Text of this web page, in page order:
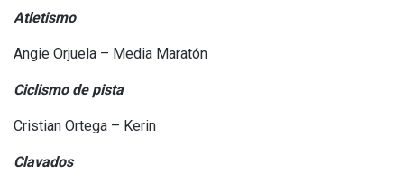
Atletismo
Angie Orjuela – Media Maratón
Ciclismo de pista
Cristian Ortega – Kerin
Clavados